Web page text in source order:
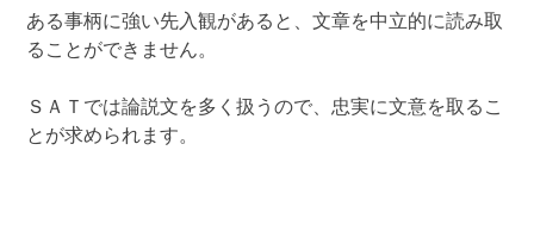
ある事柄に強い先入観があると、文章を中立的に読み取
ることができません。
ＳＡＴでは論説文を多く扱うので、忠実に文意を取るこ
とが求められます。